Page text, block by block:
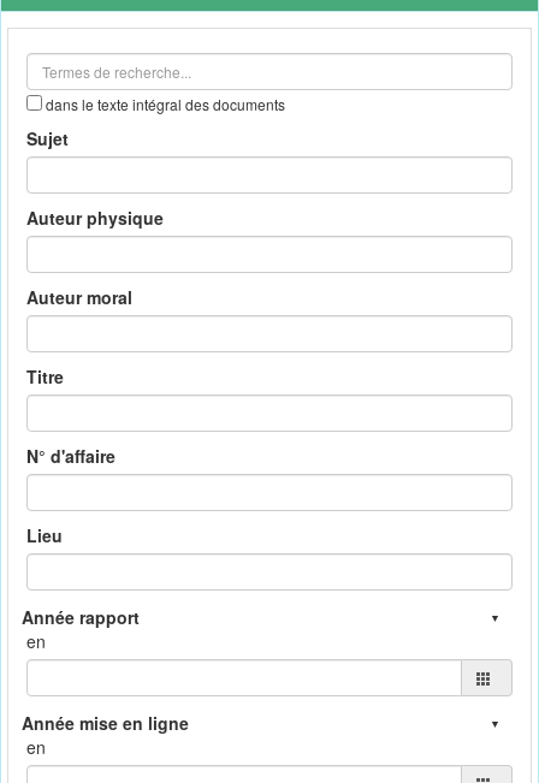
outils
dans le texte intégral des documents
Sujet
Auteur physique
Auteur moral
Titre
N° d'affaire
Lieu
en
en